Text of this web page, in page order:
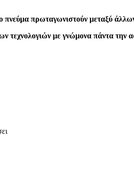
πρωταγωνιστούν μεταξύ άλλων
τεχνολογιών με γνώμονα πάντα